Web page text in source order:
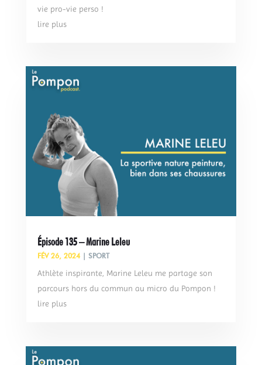
vie pro-vie perso !
lire plus
Épisode 135 – Marine Leleu
FÉV 26, 2024| SPORT
Athlète inspirante, Marine Leleu me partage son
parcours hors du commun au micro du Pompon !
lire plus